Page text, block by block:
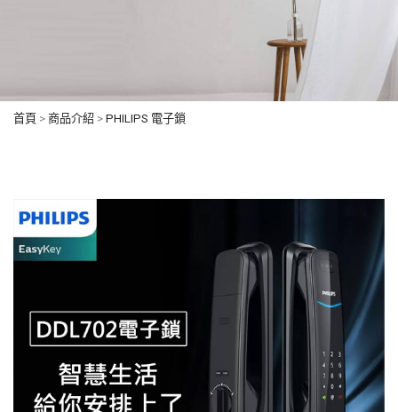
首頁 > 商品介紹 > PHILIPS 電子鎖